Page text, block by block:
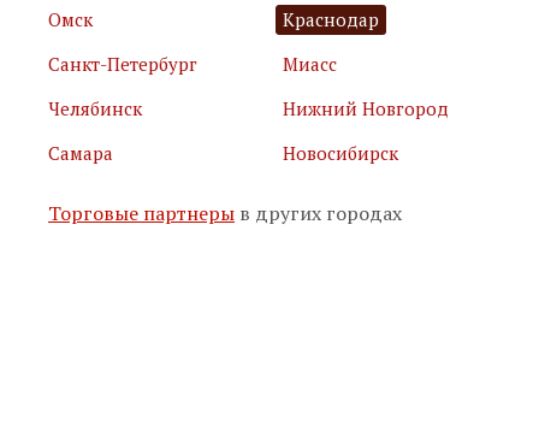
Я принимаю
условия использования сайта
Я соглашаюсь сполитикой обработки персональных
Подписаться
Омск
Краснодар
Санкт-Петербург
Миасс
Челябинск
Нижний Новгород
Самара
Новосибирск
Торговые партнеры в других городах